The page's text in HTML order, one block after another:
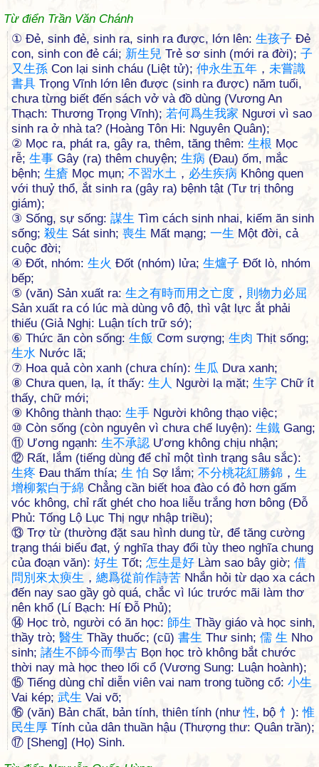
Từ điển Trần Văn Chánh
① Đẻ, sinh đẻ, sinh ra, sinh ra được, lớn lên: 生孩子 Đẻ
con, sinh con đẻ cái; 新生 兒 Trẻ sơ sinh (mới ra đời); 子
又生孫 Con lại sinh cháu (Liệt tử); 仲永生五年 ， 未嘗識
書具 Trọng Vĩnh lớn lên được (sinh ra được) năm tuổi,
chưa từng biết đến sách vở và đồ dùng (Vương An
Thạch: Thương Trọng Vĩnh); 若何爲生我家 Ngươi vì sao
sinh ra ở nhà ta? (Hoàng Tôn Hi: Nguyên Quân);
② Mọc ra, phát ra, gây ra, thêm, tăng thêm: 生根 Mọc
rễ; 生事 Gây (ra) thêm chuyện; 生病 (Đau) ốm, mắc
bệnh; 生瘡 Mọc mụn; 不習水土 ， 必生疾病 Không quen
với thuỷ thổ, ắt sinh ra (gây ra) bệnh tật (Tư trị thông
giám);
③ Sống, sự sống: 謀生 Tìm cách sinh nhai, kiếm ăn sinh
sống; 殺生 Sát sinh; 喪生 Mất mạng; 一生 Một đời, cả
cuộc đời;
④ Đốt, nhóm: 生火 Đốt (nhóm) lửa; 生爐子 Đốt lò, nhóm
bếp;
⑤ (văn) Sản xuất ra: 生之有時而用 之亡度 ， 則 物力必屈
Sản xuất ra có lúc mà dùng vô độ, thì vật lực ắt phải
thiếu (Giả Nghị: Luận tích trữ sớ);
⑥ Thức ăn còn sống: 生飯 Cơm sượng; 生肉 Thịt sống;
生水 Nước lã;
⑦ Hoa quả còn xanh (chưa chín): 生 瓜 Dưa xanh;
⑧ Chưa quen, lạ, ít thấy: 生 人 Người lạ mặt; 生字 Chữ ít
thấy, chữ mới;
⑨ Không thành thạo: 生手 Người không thạo việc;
⑩ Còn sống (còn nguyên vì chưa chế luyện): 生鐵 Gang;
⑪ Ương ngạnh: 生不承認 Ương không chịu nhận;
⑫ Rất, lắm (tiếng dùng để chỉ một tình trạng sâu sắc):
生疼 Đau thấm thía; 生 怕 Sợ lắm; 不分桃花紅勝錦 ， 生
增柳絮白于綿 Chẳng cần biết hoa đào có đỏ hơn gấm
vóc không, chỉ rất ghét cho hoa liễu trắng hơn bông (Đỗ
Phủ: Tống Lộ Lục Thị ngự nhập triều);
⑬ Trợ từ (thường đặt sau hình dung từ, để tăng cường
trạng thái biểu đạt, ý nghĩa thay đổi tùy theo nghĩa chung
của đoạn văn): 好生 Tốt; 怎生是好 Làm sao bây giờ; 借
問 別 來太瘐生 ， 總爲從前作詩苦 Nhắn hỏi từ dạo xa cách
đến nay sao gầy gò quá, chắc vì lúc trước mãi làm thơ
nên khổ (Lí Bạch: Hí Đỗ Phủ);
⑭ Học trò, người có ăn học: 師生 Thầy giáo và học sinh,
thầy trò; 醫生 Thầy thuốc; (cũ) 書生 Thư sinh; 儒 生 Nho
sinh; 諸生不師今而學古 Bọn học trò không bắt chước
thời nay mà học theo lối cổ (Vương Sung: Luận hoành);
⑮ Tiếng dùng chỉ diễn viên vai nam trong tuồng cổ: 小生
Vai kép; 武生 Vai võ;
⑯ (văn) Bản chất, bản tính, thiên tính (như性, bộ 忄 ):惟
民生厚 Tính của dân thuần hậu (Thượng thư: Quân trần);
⑰ [Sheng] (Họ) Sinh.